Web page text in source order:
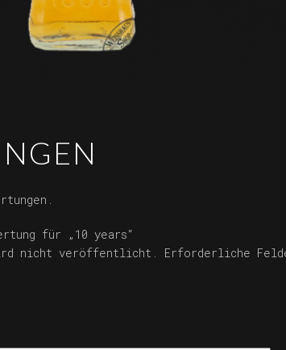
für „10 years“
nicht veröffentlicht.
Erforderliche